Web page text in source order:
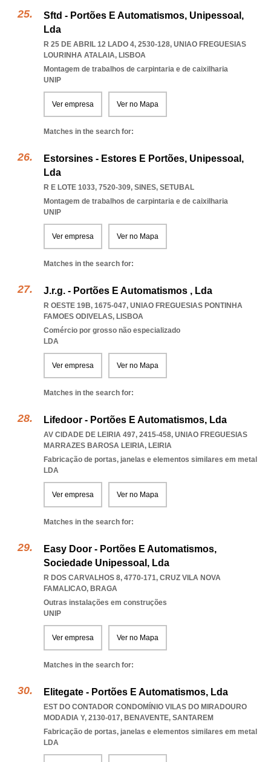
Sftd - Portões E Automatismos, Unipessoal,
Lda
R 25 DE ABRIL 12 LADO 4, 2530-128, UNIAO FREGUESIAS
LOURINHA ATALAIA, LISBOA
Montagem de trabalhos de carpintaria e de caixilharia
UNIP
Ver empresa Ver no Mapa
Matches in the search for:
Estorsines - Estores E Portões, Unipessoal,
Lda
R E LOTE 1033, 7520-309, SINES, SETUBAL
Montagem de trabalhos de carpintaria e de caixilharia
UNIP
Ver empresa Ver no Mapa
Matches in the search for:
J.r.g. - Portões E Automatismos , Lda
R OESTE 19B, 1675-047, UNIAO FREGUESIAS PONTINHA
FAMOES ODIVELAS, LISBOA
Comércio por grosso não especializado
LDA
Ver empresa Ver no Mapa
Matches in the search for:
Lifedoor - Portões E Automatismos, Lda
AV CIDADE DE LEIRIA 497, 2415-458, UNIAO FREGUESIAS
MARRAZES BAROSA LEIRIA, LEIRIA
Fabricação de portas, janelas e elementos similares em metal
LDA
Ver empresa Ver no Mapa
Matches in the search for:
Easy Door - Portões E Automatismos,
Sociedade Unipessoal, Lda
R DOS CARVALHOS 8, 4770-171, CRUZ VILA NOVA
FAMALICAO, BRAGA
Outras instalações em construções
UNIP
Ver empresa Ver no Mapa
Matches in the search for:
Elitegate - Portões E Automatismos, Lda
EST DO CONTADOR CONDOMÍNIO VILAS DO MIRADOURO
MODADIA Y, 2130-017, BENAVENTE, SANTAREM
Fabricação de portas, janelas e elementos similares em metal
LDA